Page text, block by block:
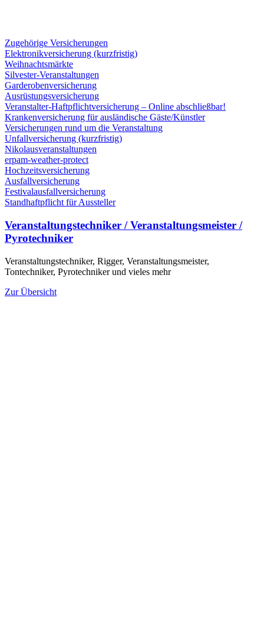
Zugehörige Versicherungen
Elektronikversicherung (kurzfristig)
Weihnachtsmärkte
Silvester-Veranstaltungen
Garderobenversicherung
Ausrüstungsversicherung
Veranstalter-Haftpflichtversicherung – Online abschließbar!
Krankenversicherung für ausländische Gäste/Künstler
Versicherungen rund um die Veranstaltung
Unfallversicherung (kurzfristig)
Nikolausveranstaltungen
erpam-weather-protect
Hochzeitsversicherung
Ausfallversicherung
Festivalausfallversicherung
Standhaftpflicht für Aussteller
Veranstaltungstechniker / Veranstaltungsmeister /
Pyrotechniker
Veranstaltungstechniker, Rigger, Veranstaltungsmeister,
Tontechniker, Pyrotechniker und vieles mehr
Zur Übersicht